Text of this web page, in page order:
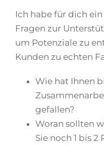
Ich habe für dich
Fragen zur
um Potenziale zu
Kunden zu echten
Wie hat Ihnen
gefallen?
Woran sollten
Sie noch 1 bis 2